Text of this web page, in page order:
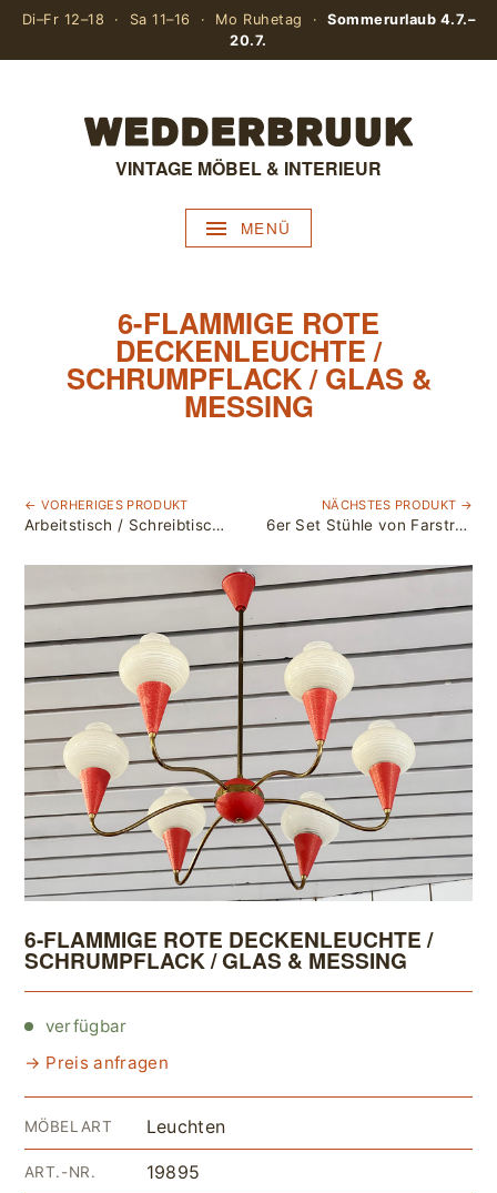
Di–Fr 12–18 · Sa 11–16 · Mo Ruhetag ·Sommerurlaub 4.7.–
20.7.
VINTAGE MÖBEL & INTERIEUR
MENÜ
6-FLAMMIGE ROTE
DECKENLEUCHTE /
SCHRUMPFLACK / GLAS &
MESSING
← VORHERIGES PRODUKT
Arbeitstisch / Schreibtisch aus Eiche mit massiver Platte / L 140 x T 45 x H 75,5 cm
NÄCHSTES PRODUKT →
6er Set Stühle von Farstrup Møbler / Buche und Teak / neu bezogen
6-FLAMMIGE ROTE DECKENLEUCHTE /
SCHRUMPFLACK / GLAS & MESSING
verfügbar
→ Preis anfragen
MÖBELART Leuchten
ART.-NR. 19895